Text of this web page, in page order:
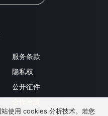
服务条款
隐私权
公开征件
使用 cookies 分析技术。若您